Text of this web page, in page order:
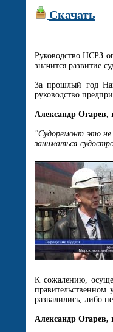
Скачать
Руководство НСРЗ
значится развитие
За прошлый год
руководство
Александр Огарев,
"Судоремонт это
заниматься
К сожалению,
развалились, либо
Александр Огарев,